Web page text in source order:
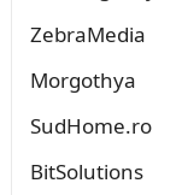
ZebraMedia
Morgothya
SudHome.ro
BitSolutions